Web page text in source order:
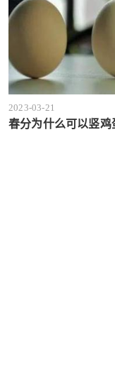
2023-03-21
春分为什么可以竖